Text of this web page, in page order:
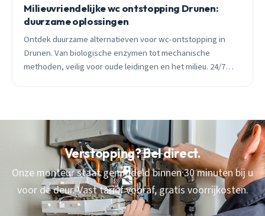
Milieuvriendelijke wc ontstopping Drunen:
duurzame oplossingen
Ontdek duurzame alternatieven voor wc-ontstopping in
Drunen. Van biologische enzymen tot mechanische
methoden, veilig voor oude leidingen en het milieu. 24/7
Verstopping? Bel direct.
Onze monteur staat gemiddeld binnen 30 minuten bij u
voor de deur. Vast tarief vooraf, gratis voorrijkosten.